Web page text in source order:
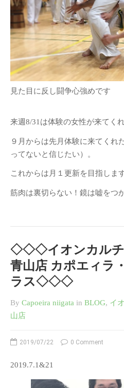
見た目に反し闘争心強めです
来週8/31は体験の女性が来てく
９月からは先月体験に来てくれ
ってないと信じたい）。
これからは月１更新を目指します
筋肉は裏切らない！鏡は嘘をつ
◇◇◇イオンカルチ
青山店 カポエィラ
ラス◇◇◇
By Capoeira niigata in BLOG, イ
山店
2019/07/22 0 Comment
2019.7.1&21